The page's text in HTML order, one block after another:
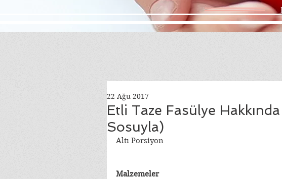
Etli Taze Fasülye
Sosuyla)
22 Ağu 2017
Altı Porsiyon
Malzemeler